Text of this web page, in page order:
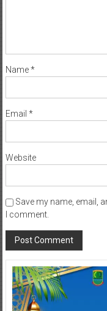
Name*
Email *
Website
Save my name, email,
I comment.